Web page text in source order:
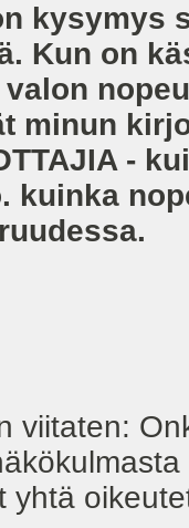
kysymys
Kun on
minun
-
kuinka
viitaten:
yhtä